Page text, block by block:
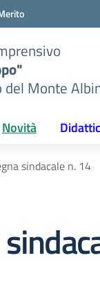
del Monte
Novità
sindacale n. 14